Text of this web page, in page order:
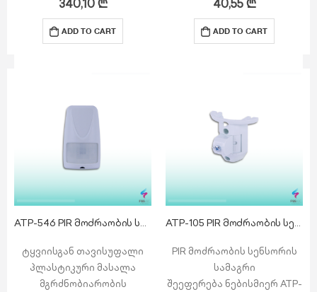
თითო ზონაზე 8 ზარი და 8
SMS შეტყობინება
SMS შეტყობინება…
340,10₾
ADD TO CART
ადაპტური დაცვა, იღებს
სინჯებს გარემოდან ცრუ
განგაშების თავიდან
განასხვაოს განასხვაოს
გარემო პირობები
განგაშისგან
ორი…
40,55₾
ADD TO CART
ATP-546 PIR მოძრაობის სენსორი
ტყვიისგან თავისუფალი
პლასტიკური მასალა
მგრძნობიარობის
ATP-105 PIR მოძრაობის სენსორის სამაგრი
PIR მოძრაობის სენსორის
სამაგრი
შეეფერება ნებისმიერ ATP-